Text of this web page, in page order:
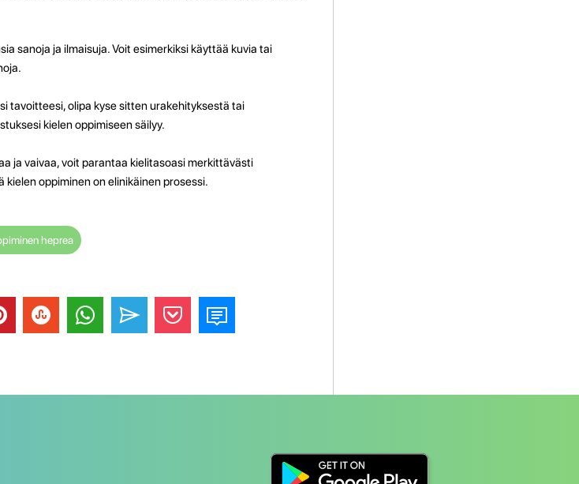
sanoja ja ilmaisuja. Voit esimerkiksi käyttää kuvia tai
tavoitteesi, olipa kyse sitten urakehityksestä tai
kielen oppimiseen säilyy.
ja vaivaa, voit parantaa kielitasoasi merkittävästi
oppiminen on elinikäinen prosessi.
heprea